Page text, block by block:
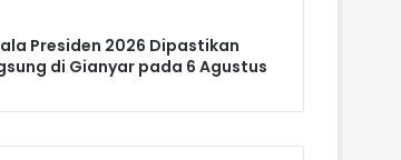
Presiden 2026 Dipastikan
di Gianyar pada 6 Agustus